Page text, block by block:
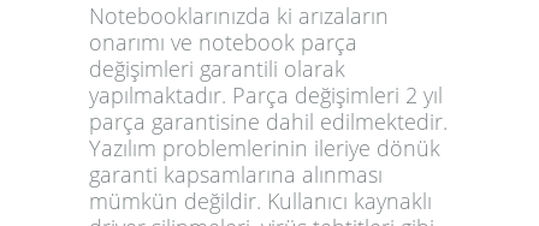
Notebooklarınızda ki arızaların
onarımı ve notebook parça
değişimleri garantili olarak
yapılmaktadır. Parça değişimleri 2 yıl
parça garantisine dahil edilmektedir.
Yazılım problemlerinin ileriye dönük
garanti kapsamlarına alınması
mümkün değildir. Kullanıcı kaynaklı